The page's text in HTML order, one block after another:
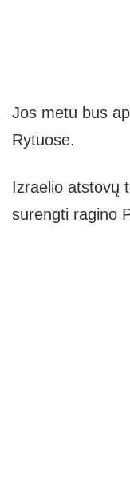
Jos metu bus
Rytuose.
Izraelio atstovų
surengti ragino